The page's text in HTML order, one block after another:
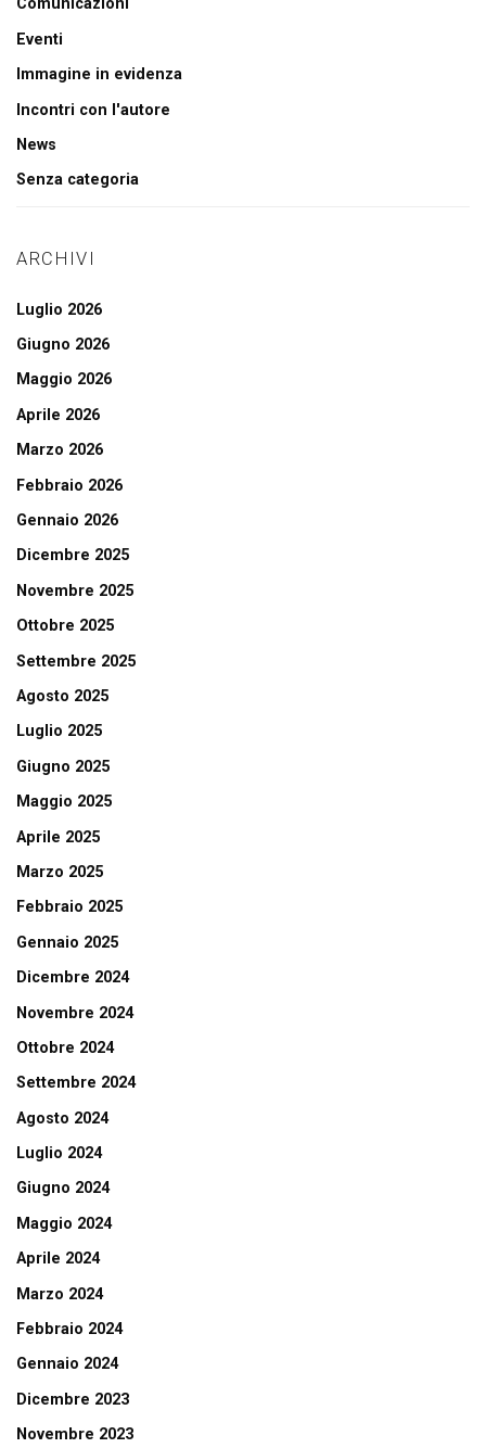
Comunicazioni
Eventi
Immagine in evidenza
Incontri con l'autore
News
Senza categoria
ARCHIVI
Luglio 2026
Giugno 2026
Maggio 2026
Aprile 2026
Marzo 2026
Febbraio 2026
Gennaio 2026
Dicembre 2025
Novembre 2025
Ottobre 2025
Settembre 2025
Agosto 2025
Luglio 2025
Giugno 2025
Maggio 2025
Aprile 2025
Marzo 2025
Febbraio 2025
Gennaio 2025
Dicembre 2024
Novembre 2024
Ottobre 2024
Settembre 2024
Agosto 2024
Luglio 2024
Giugno 2024
Maggio 2024
Aprile 2024
Marzo 2024
Febbraio 2024
Gennaio 2024
Dicembre 2023
Novembre 2023